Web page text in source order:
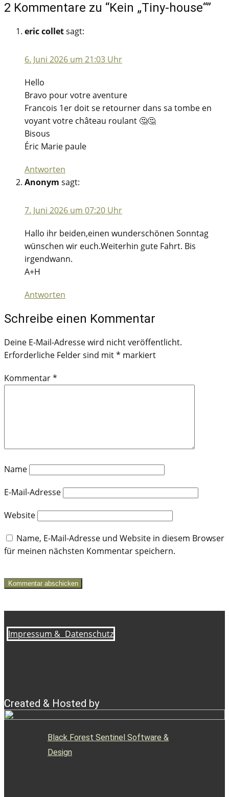
2 Kommentare zu “Kein „Tiny-house“”
eric colletsagt:
6. Juni 2026 um 21:03 Uhr
Hello
Bravo pour votre aventure
Francois 1er doit se retourner dans sa tombe en
voyant votre château roulant 🤔🤔
Bisous
Éric Marie paule
Antworten
Anonym sagt:
7. Juni 2026 um 07:20 Uhr
Hallo ihr beiden,einen wunderschönen Sonntag
wünschen wir euch.Weiterhin gute Fahrt. Bis
irgendwann.
A+H
Antworten
Schreibe einen Kommentar
Deine E-Mail-Adresse wird nicht veröffentlicht.
Erforderliche Felder sind mit* markiert
Kommentar*
Name
E-Mail-Adresse
Website
Name, E-Mail-Adresse und Website in diesem Browser
für meinen nächsten Kommentar speichern.
Kommentar abschicken
Impressum & Datenschutz
Created & Hosted by
Black Forest Sentinel Software &
Design